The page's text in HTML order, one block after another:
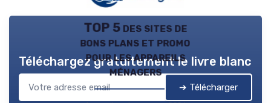
TOP 5 des sites de
bons plans et promo
pour les appareils
ménagers
Téléchargez gratuitement le livre blanc
➔ Télécharger